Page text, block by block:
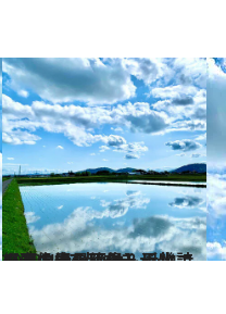
2022.4.14
【春の絶景画像】近畿エリアの春の絶景＆風物詩の画像(47点)をチェック！
旅＆お出かけ